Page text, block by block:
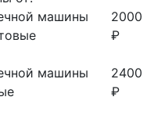
машины
2000
₽
машины
2400
₽